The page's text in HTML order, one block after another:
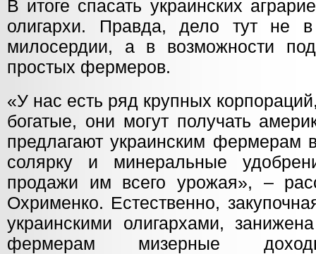
В итоге спасать украинских
олигархи. Правда, дело тут не в
милосердии, а в возможности
простых фермеров.
«У нас есть ряд крупных
богатые, они могут получать
предлагают украинским фермерам
солярку и минеральные
продажи им всего урожая», –
Охрименко. Естественно,
украинскими олигархами,
фермерам мизерные